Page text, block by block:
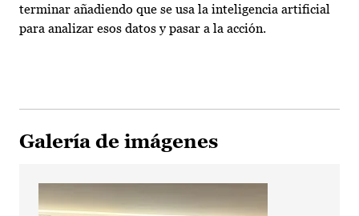
terminar añadiendo que se usa la inteligencia artificial
para analizar esos datos y pasar a la acción.
Galería de imágenes